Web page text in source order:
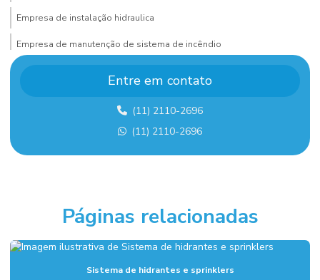
Empresa de instalação hidraulica
Empresa de manutenção de sistema de incêndio
Empresa de montagem de estrutura metalica
Empresa de montagem industrial
Empresa de projeto de combate a incêndio
Execução de fundação industrial
Fundações industriais
Entre em contato
(11) 2110-2696
(11) 2110-2696
Páginas relacionadas
Sistema de hidrantes e sprinklers